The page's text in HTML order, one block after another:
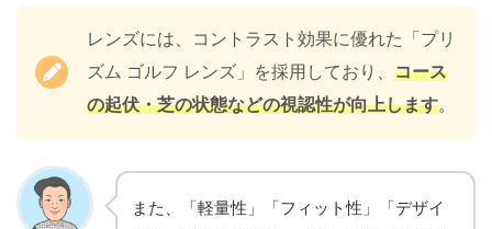
レンズには、コントラスト効果に優れた「プリ
ズム ゴルフ レンズ」を採用しており、 コース
の起伏・芝の状態などの視認性が向上します。
また、「軽量性」「フィット性」「デザイ